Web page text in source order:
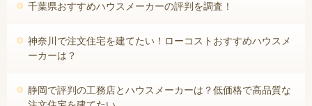
千葉県おすすめハウスメーカーの評判を調査！
神奈川で注文住宅を建てたい！ローコストおすすめハウスメ
ーカーは？
静岡で評判の工務店とハウスメーカーは？低価格で高品質な